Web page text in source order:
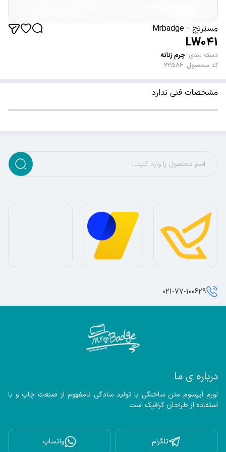
مِستِربَج - Mrbadge
LW041
دسته بندی: چرم زنانه
کد محصول:
23586
مشخصات فنی ندارد
درباره ی ما
استفاده از طراحان گرافیک است
تلگرام واتساپ
021-77-100629